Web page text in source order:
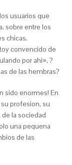
usuarios que
sobre entre los
chicas.
convencido de
por ahi», ?
de las hembras?
sido enormes! En
profesion, su
la sociedad
una pequena
de las